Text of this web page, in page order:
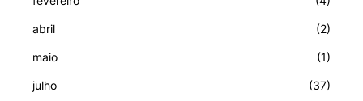
abril (2)
maio (1)
julho (37)